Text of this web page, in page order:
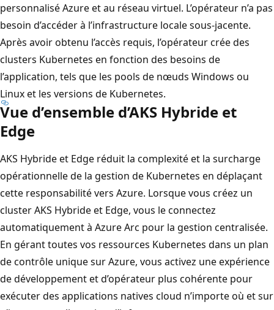
personnalisé Azure et au réseau virtuel. L’opérateur n’a pas
besoin d’accéder à l’infrastructure locale sous-jacente.
Après avoir obtenu l’accès requis, l’opérateur crée des
clusters Kubernetes en fonction des besoins de
l’application, tels que les pools de nœuds Windows ou
Linux et les versions de Kubernetes.
Vue d’ensemble d’AKS Hybride et
Edge
AKS Hybride et Edge réduit la complexité et la surcharge
opérationnelle de la gestion de Kubernetes en déplaçant
cette responsabilité vers Azure. Lorsque vous créez un
cluster AKS Hybride et Edge, vous le connectez
automatiquement à Azure Arc pour la gestion centralisée.
En gérant toutes vos ressources Kubernetes dans un plan
de contrôle unique sur Azure, vous activez une expérience
de développement et d’opérateur plus cohérente pour
exécuter des applications natives cloud n’importe où et sur